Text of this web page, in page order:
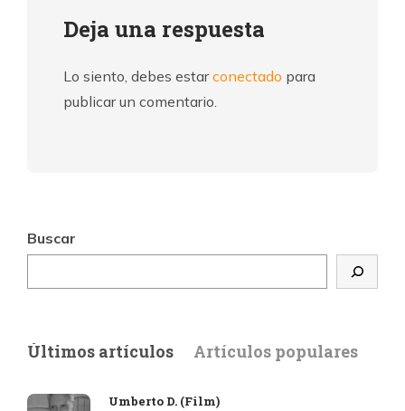
Deja una respuesta
Lo siento, debes estarconectado para
publicar un comentario.
Buscar
Últimos artículos Artículos populares
Umberto D. (Film)